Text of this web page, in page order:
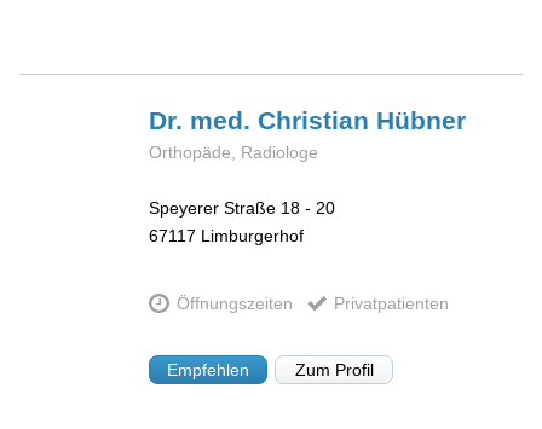
Dr. med. Christian Hübner
Orthopäde, Radiologe
Speyerer Straße 18 - 20
67117 Limburgerhof
Öffnungszeiten Privatpatienten
Empfehlen Zum Profil